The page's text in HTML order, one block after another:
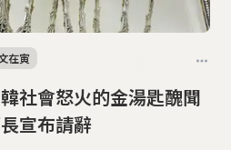
社會怒火的金湯匙醜聞
宣布請辭
在寅